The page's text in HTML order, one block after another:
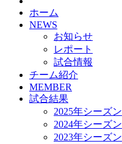
ホーム
NEWS
お知らせ
レポート
試合情報
チーム紹介
MEMBER
試合結果
2025年シーズン
2024年シーズン
2023年シーズン